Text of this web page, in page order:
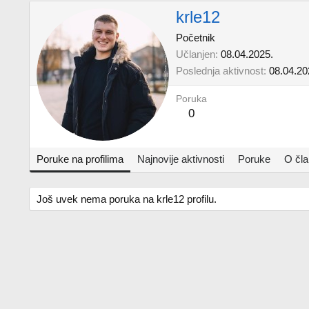
krle12
Početnik
Učlanjen 08.04.2025.
Poslednja aktivnost
Poruka
0
Poruke na profilima Najnovije aktivnosti Poruke O
Još uvek nema poruka na krle12 profilu.